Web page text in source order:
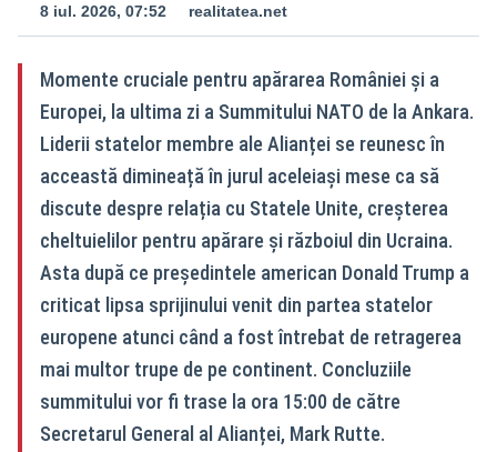
8 iul. 2026, 07:52 realitatea.net
Momente cruciale pentru apărarea României și a
Europei, la ultima zi a Summitului NATO de la Ankara.
Liderii statelor membre ale Alianței se reunesc în
acceastă dimineață în jurul aceleiași mese ca să
discute despre relația cu Statele Unite, creșterea
cheltuielilor pentru apărare și războiul din Ucraina.
Asta după ce președintele american Donald Trump a
criticat lipsa sprijinului venit din partea statelor
europene atunci când a fost întrebat de retragerea
mai multor trupe de pe continent. Concluziile
summitului vor fi trase la ora 15:00 de către
Secretarul General al Alianței, Mark Rutte.